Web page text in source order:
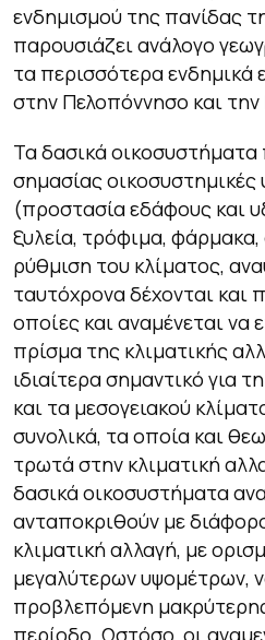
ενδημισμού της πανίδας
παρουσιάζει ανάλογο
τα περισσότερα ενδημικά
στην Πελοπόννησο και
Τα δασικά
σημασίας οικοσυστημικές
(προστασία εδάφους και
ξυλεία, τρόφιμα,
ρύθμιση του κλίματος,
ταυτόχρονα δέχονται και
οποίες και αναμένεται να
πρίσμα της κλιματικής
ιδιαίτερα σημαντικό για
και τα μεσογειακού
συνολικά, τα οποία και
τρωτά στην κλιματική
δασικά οικοσυστήματα
ανταποκριθούν με
κλιματική αλλαγή, με
μεγαλύτερων υψομέτρων,
προβλεπόμενη
περίοδο. Ωστόσο, οι